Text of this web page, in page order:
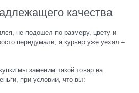
качества
не подошел по размеру, цвету и
передумали, а курьер уже уехал –
мы заменим такой товар на
при условии, что вы: